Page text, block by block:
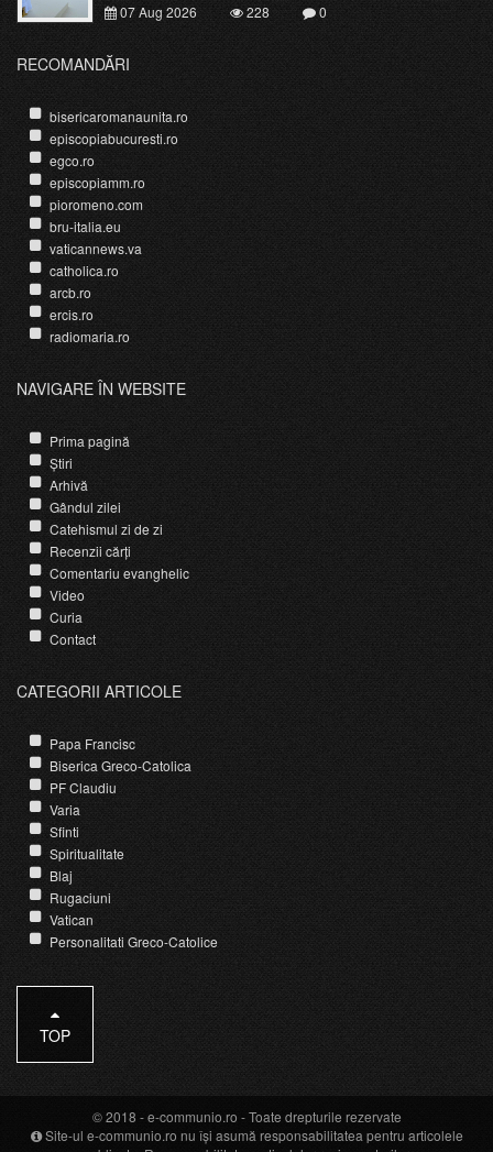
07 Aug 2026
228 0
RECOMANDĂRI
bisericaromanaunita.ro
episcopiabucuresti.ro
egco.ro
episcopiamm.ro
pioromeno.com
bru-italia.eu
vaticannews.va
catholica.ro
arcb.ro
ercis.ro
radiomaria.ro
NAVIGARE ÎN WEBSITE
Prima pagină
Știri
Arhivă
Gândul zilei
Catehismul zi de zi
Recenzii cărți
Comentariu evanghelic
Video
Curia
Contact
CATEGORII ARTICOLE
Papa Francisc
Biserica Greco-Catolica
PF Claudiu
Varia
Sfinti
Spiritualitate
Blaj
Rugaciuni
Vatican
Personalitati Greco-Catolice
TOP
© 2018 -e-communio.ro - Toate drepturile rezervate
Site-ul e-communio.ro nu își asumă responsabilitatea pentru articolele